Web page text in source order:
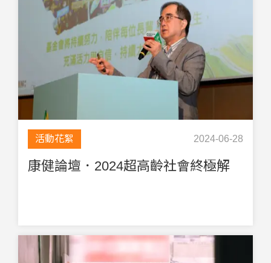
活動花絮 2024-06-28
康健論壇．2024超高齡社會終極解